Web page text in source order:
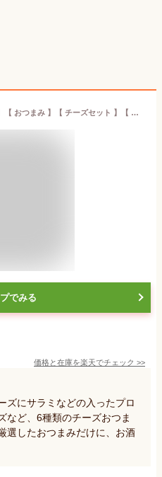
厳選チーズ6種セット【5372】【 おつまみ 】【 チーズセット 】【 要冷蔵 】【 おつまみセット 】【 お中元 贈り物 ギフト プレゼント 】
でみる
価格と在庫を楽天でチェック >>
ズにサラミなどの入ったプロ
など、6種類のチーズおつま
選したおつまみだけに、お酒